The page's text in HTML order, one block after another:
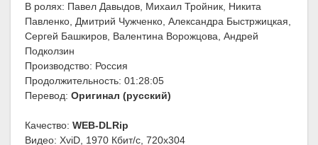
В ролях: Павел Давыдов, Михаил Тройник, Никита
Павленко, Дмитрий Чужченко, Александра Быстржицкая,
Сергей Башкиров, Валентина Ворожцова, Андрей
Подколзин
Производство: Россия
Продолжительность: 01:28:05
Перевод: Оригинал (русский)
Качество: WEB-DLRip
Видео: XviD, 1970 Кбит/с, 720x304